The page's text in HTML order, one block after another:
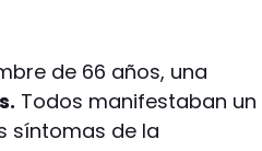
de 66 años, una
Todos manifestaban un
síntomas de la